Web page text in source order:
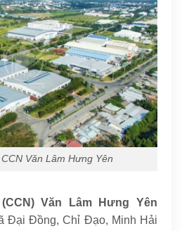
Văn Lâm Hưng Yên
Văn Lâm Hưng Yên
Đại Đồng, Chỉ Đạo, Minh Hải